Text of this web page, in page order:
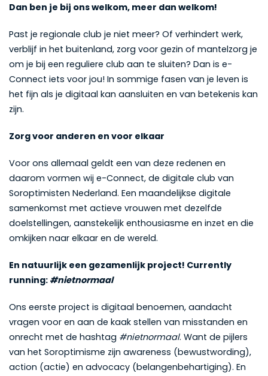
Dan ben je bij ons welkom, meer dan welkom!
Past je regionale club je niet meer? Of verhindert werk,
verblijf in het buitenland, zorg voor gezin of mantelzorg je
om je bij een reguliere club aan te sluiten? Dan is e-
Connect iets voor jou! In sommige fasen van je leven is
het fijn als je digitaal kan aansluiten en van betekenis kan
zijn.
Zorg voor anderen en voor elkaar
Voor ons allemaal geldt een van deze redenen en
daarom vormen wij e-Connect, de digitale club van
Soroptimisten Nederland. Een maandelijkse digitale
samenkomst met actieve vrouwen met dezelfde
doelstellingen, aanstekelijk enthousiasme en inzet en die
omkijken naar elkaar en de wereld.
En natuurlijk een gezamenlijk project! Currently
running: #nietnormaal
Ons eerste project is digitaal benoemen, aandacht
vragen voor en aan de kaak stellen van misstanden en
onrecht met de hashtag #nietnormaal. Want de pijlers
van het Soroptimisme zijn awareness (bewustwording),
action (actie) en advocacy (belangenbehartiging). En